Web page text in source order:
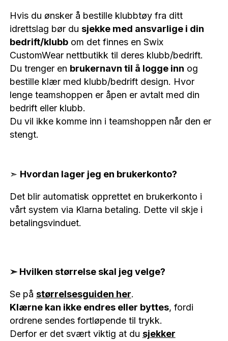
Hvis du ønsker å bestille klubbtøy fra ditt
idrettslag bør du sjekke med ansvarlige i din
bedrift/klubbom det finnes en Swix
CustomWear nettbutikk til deres klubb/bedrift.
Du trenger en brukernavn til å logge inn og
bestille klær med klubb/bedrift design. Hvor
lenge teamshoppen er åpen er avtalt med din
bedrift eller klubb.
Du vil ikke komme inn i teamshoppen når den er
stengt.
➣ Hvordan lager jeg en brukerkonto?
Det blir automatisk opprettet en brukerkonto i
vårt system via Klarna betaling. Dette vil skje i
betalingsvinduet.
➣ Hvilken størrelse skal jeg velge?
Se på størrelsesguiden her.
Klærne kan ikke endres eller byttes, fordi
ordrene sendes fortløpende til trykk.
Derfor er det svært viktig at du sjekker